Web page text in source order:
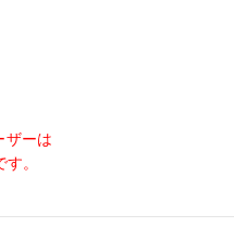
ザーは
。